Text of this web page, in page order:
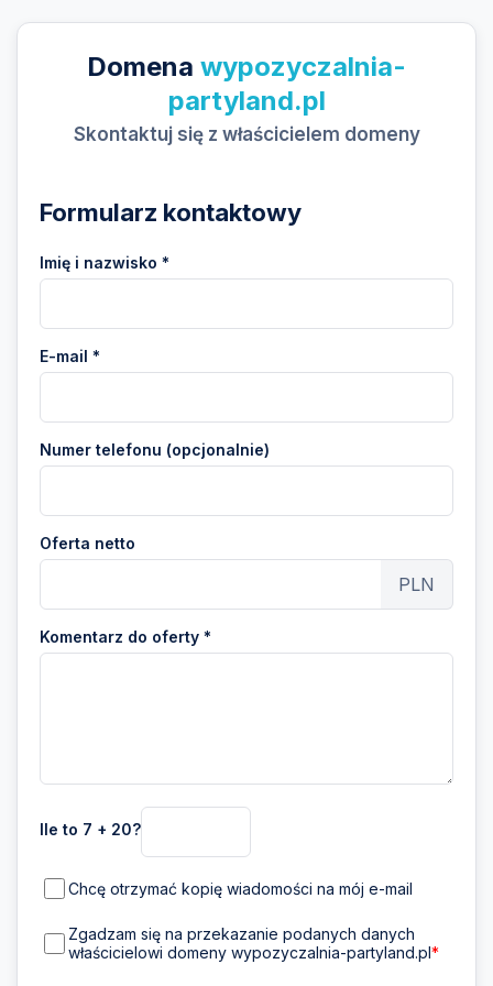
Domena wypozyczalnia-
partyland.pl
Skontaktuj się z właścicielem domeny
Formularz kontaktowy
Imię i nazwisko *
E-mail *
Numer telefonu (opcjonalnie)
Oferta netto
PLN
Komentarz do oferty *
Ile to 7 + 20?
Chcę otrzymać kopię wiadomości na mój e-mail
Zgadzam się na przekazanie podanych danych
właścicielowi domeny wypozyczalnia-partyland.pl*